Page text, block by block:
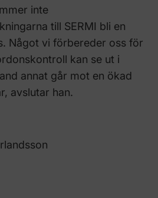
inte
till SERMI bli en
Något vi förbereder oss för
kan se ut i
annat går mot en ökad
avslutar han.